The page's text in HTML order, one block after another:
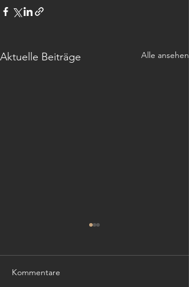
Aktuelle Beiträge Alle ansehen
Kommentare